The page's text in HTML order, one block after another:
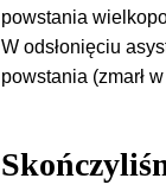
powstania
W odsłonięciu
powstania (zmarł